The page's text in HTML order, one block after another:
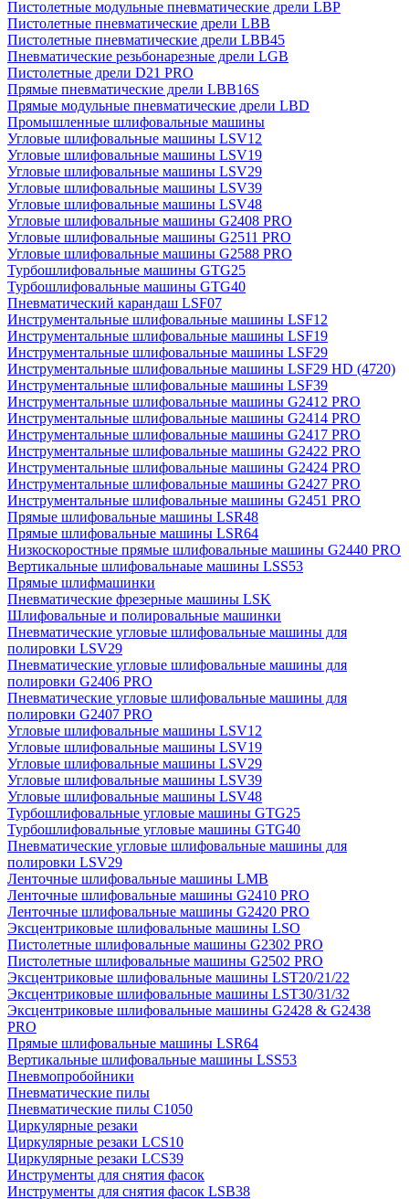
Пистолетные модульные пневматические дрели LBP
Пистолетные пневматические дрели LBB
Пистолетные пневматические дрели LBB45
Пневматические резьбонарезные дрели LGB
Пистолетные дрели D21 PRO
Прямые пневматические дрели LBB16S
Прямые модульные пневматические дрели LBD
Промышленные шлифовальные машины
Угловые шлифовальные машины LSV12
Угловые шлифовальные машины LSV19
Угловые шлифовальные машины LSV29
Угловые шлифовальные машины LSV39
Угловые шлифовальные машины LSV48
Угловые шлифовальные машины G2408 PRO
Угловые шлифовальные машины G2511 PRO
Угловые шлифовальные машины G2588 PRO
Турбошлифовальные машины GTG25
Турбошлифовальные машины GTG40
Пневматический карандаш LSF07
Инструментальные шлифовальные машины LSF12
Инструментальные шлифовальные машины LSF19
Инструментальные шлифовальные машины LSF29
Инструментальные шлифовальные машины LSF29 HD (4720)
Инструментальные шлифовальные машины LSF39
Инструментальные шлифовальные машины G2412 PRO
Инструментальные шлифовальные машины G2414 PRO
Инструментальные шлифовальные машины G2417 PRO
Инструментальные шлифовальные машины G2422 PRO
Инструментальные шлифовальные машины G2424 PRO
Инструментальные шлифовальные машины G2427 PRO
Инструментальные шлифовальные машины G2451 PRO
Прямые шлифовальные машины LSR48
Прямые шлифовальные машины LSR64
Низкоскоростные прямые шлифовальные машины G2440 PRO
Вертикальные шлифовальнаые машины LSS53
Прямые шлифмашинки
Пневматические фрезерные машины LSK
Шлифовальные и полировальные машинки
Пневматические угловые шлифовальные машины для
полировки LSV29
Пневматические угловые шлифовальные машины для
полировки G2406 PRO
Пневматические угловые шлифовальные машины для
полировки G2407 PRO
Угловые шлифовальные машины LSV12
Угловые шлифовальные машины LSV19
Угловые шлифовальные машины LSV29
Угловые шлифовальные машины LSV39
Угловые шлифовальные машины LSV48
Турбошлифовальные угловые машины GTG25
Турбошлифовальные угловые машины GTG40
Пневматические угловые шлифовальные машины для
полировки LSV29
Ленточные шлифовальные машины LMB
Ленточные шлифовальные машины G2410 PRO
Ленточные шлифовальные машины G2420 PRO
Эксцентриковые шлифовальные машины LSO
Пистолетные шлифовальные машины G2302 PRO
Пистолетные шлифовальные машины G2502 PRO
Эксцентриковые шлифовальные машины LST20/21/22
Эксцентриковые шлифовальные машины LST30/31/32
Эксцентриковые шлифовальные машины G2428 & G2438
PRO
Прямые шлифовальные машины LSR64
Вертикальные шлифовальные машины LSS53
Пневмопробойники
Пневматические пилы
Пневматические пилы C1050
Циркулярные резаки
Циркулярные резаки LCS10
Циркулярные резаки LCS39
Инструменты для снятия фасок
Инструменты для снятия фасок LSB38